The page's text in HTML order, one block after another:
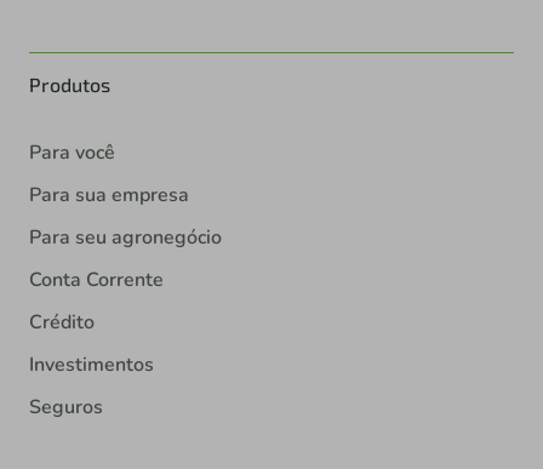
Produtos
Para você
Para sua empresa
Para seu agronegócio
Conta Corrente
Crédito
Investimentos
Seguros